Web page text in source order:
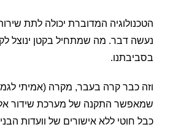
הטכנולוגיה המדוברת יכולה לתת
נעשה דבר. מה שמתחיל בקטן ינוצל
בסביבתנו.
וזה כבר קרה בעבר, מקרה (אמיתי
שמאפשר התקנה של מערכת שידור
כבל חוטי ללא אישורים של וועדות